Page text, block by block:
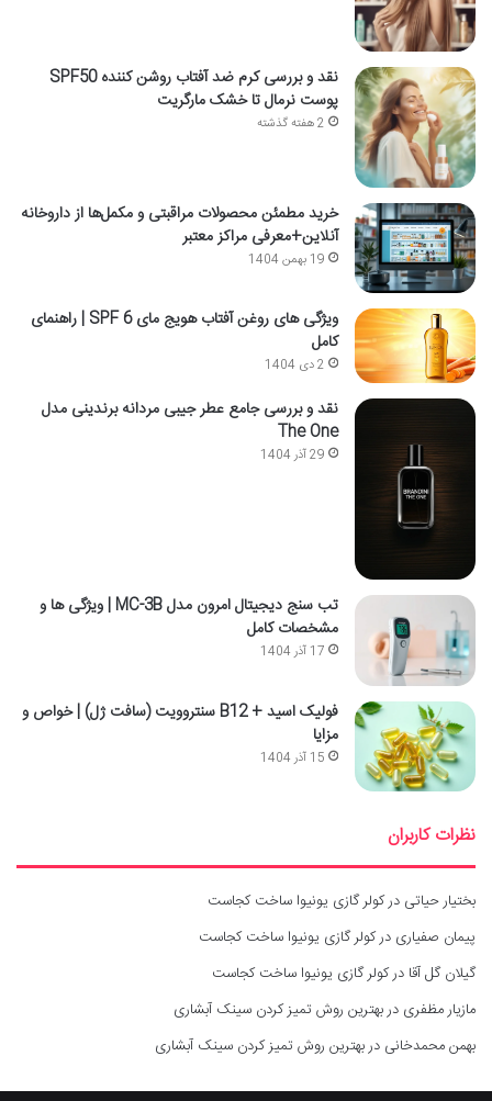
نقد و بررسی کرم ضد آفتاب روشن کننده SPF50
پوست نرمال تا خشک مارگریت
2 هفته گذشته
خرید مطمئن محصولات مراقبتی و مکمل‌ها از داروخانه
آنلاین+معرفی مراکز معتبر
19 بهمن 1404
ویژگی های روغن آفتاب هویج مای SPF 6 | راهنمای
کامل
2 دی 1404
نقد و بررسی جامع عطر جیبی مردانه برندینی مدل
The One
29 آذر 1404
تب سنج دیجیتال امرون مدل MC-3B | ویژگی ها و
مشخصات کامل
17 آذر 1404
فولیک اسید + B12 سنتروویت (سافت ژل) | خواص و
مزایا
15 آذر 1404
نظرات کاربران
بختیار حیاتی درکولر گازی یونیوا ساخت کجاست
پیمان صفیاری درکولر گازی یونیوا ساخت کجاست
گیلان گل آقا درکولر گازی یونیوا ساخت کجاست
مازیار مظفری دربهترین روش تمیز کردن سینک آبشاری
بهمن محمدخانی دربهترین روش تمیز کردن سینک آبشاری